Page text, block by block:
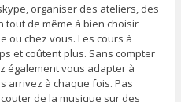
organiser des ateliers, des
tout de même à bien choisir
ou chez vous. Les cours à
et coûtent plus. Sans compter
également vous adapter à
arrivez à chaque fois. Pas
de la musique sur des